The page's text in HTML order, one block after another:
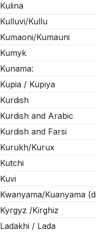
Kulina
Kulluvi/Kullu
Kumaoni/Kumauni
Kumyk
Kunama:
Kupia / Kupiya
Kurdish
Kurdish and Arabic
Kurdish and Farsi
Kurukh/Kurux
Kutchi
Kuvi
Kwanyama/Kuanyama
Kyrgyz /Kirghiz
Ladakhi / Lada